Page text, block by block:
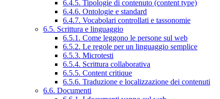
6.4.5. Tipologie di contenuto (content type)
6.4.6. Ontologie e standard
6.4.7. Vocabolari controllati e tassonomie
6.5. Scrittura e linguaggio
6.5.1. Come leggono le persone sul web
6.5.2. Le regole per un linguaggio semplice
6.5.3. Microtesti
6.5.4. Scrittura collaborativa
6.5.5. Content critique
6.5.6. Traduzione e localizzazione dei contenuti
6.6. Documenti